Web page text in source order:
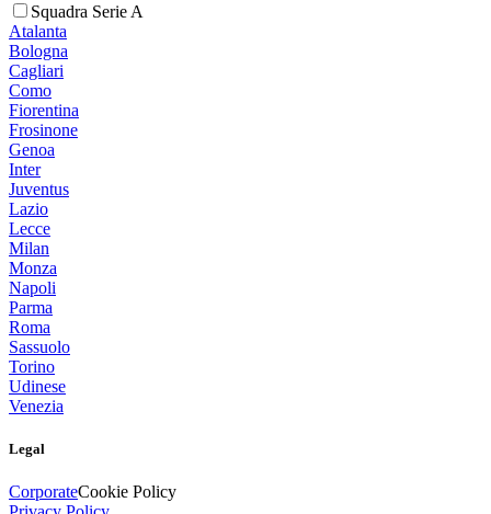
Squadra Serie A
Atalanta
Bologna
Cagliari
Como
Fiorentina
Frosinone
Genoa
Inter
Juventus
Lazio
Lecce
Milan
Monza
Napoli
Parma
Roma
Sassuolo
Torino
Udinese
Venezia
Legal
CorporateCookie Policy